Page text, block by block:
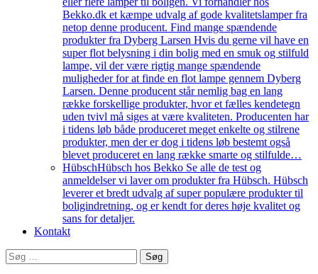
Bekko.dk et kæmpe udvalg af gode kvalitetslamper fra
netop denne producent. Find mange spændende
produkter fra Dyberg Larsen Hvis du gerne vil have en
super flot belysning i din bolig med en smuk og stilfuld
lampe, vil der være rigtig mange spændende
muligheder for at finde en flot lampe gennem Dyberg
Larsen. Denne producent står nemlig bag en lang
række forskellige produkter, hvor et fælles kendetegn
uden tvivl må siges at være kvaliteten. Producenten har
i tidens løb både produceret meget enkelte og stilrene
produkter, men der er dog i tidens løb bestemt også
blevet produceret en lang række smarte og stilfulde…
HübschHübsch hos Bekko Se alle de test og
anmeldelser vi laver om produkter fra Hübsch. Hübsch
leverer et bredt udvalg af super populære produkter til
boligindretning, og er kendt for deres høje kvalitet og
sans for detaljer.
Kontakt
Søg
efter: